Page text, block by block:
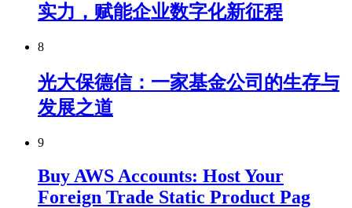
实力，赋能企业数字化新征程
8
光大保德信：一家基金公司的生存与
发展之道
9
Buy AWS Accounts: Host Your
Foreign Trade Static Product Pag